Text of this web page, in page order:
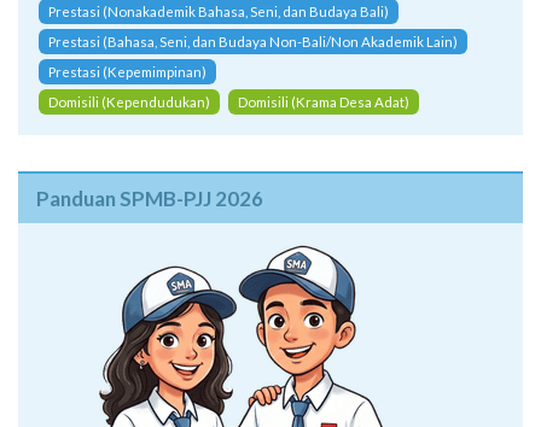
Prestasi (Nonakademik Bahasa, Seni, dan Budaya Bali)
Prestasi (Bahasa, Seni, dan Budaya Non-Bali/Non Akademik Lain)
Prestasi (Kepemimpinan)
Domisili (Kependudukan)
Domisili (Krama Desa Adat)
Panduan SPMB-PJJ 2026